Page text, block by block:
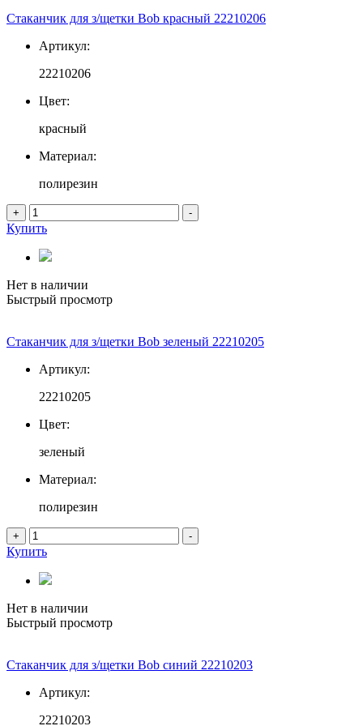
Стаканчик для з/щетки Bob красный 22210206
Артикул:
22210206
Цвет:
красный
Материал:
полирезин
+ -
Купить
Нет в наличии
Быстрый просмотр
Стаканчик для з/щетки Bob зеленый 22210205
Артикул:
22210205
Цвет:
зеленый
Материал:
полирезин
+ -
Купить
Нет в наличии
Быстрый просмотр
Стаканчик для з/щетки Bob синий 22210203
Артикул:
22210203